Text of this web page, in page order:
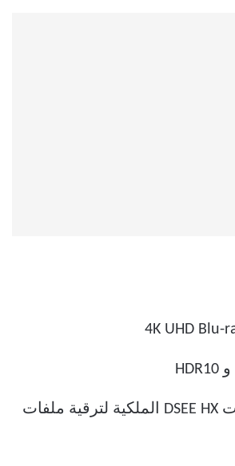
معالجة الصوت DSEE HX الملكية لترقية ملفات